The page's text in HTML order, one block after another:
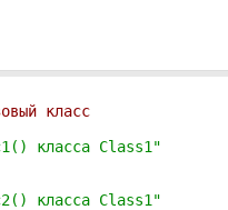
класс
класса Class1"
класса Class1"